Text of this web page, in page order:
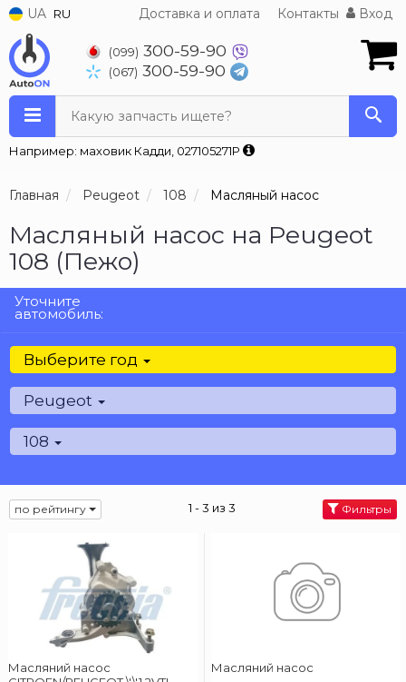
UA RU Доставка и оплата Контакты Вход
(099) 300-59-90
(067) 300-59-90
Какую запчасть ищете?
Например: маховик Кадди, 027105271P
Главная Peugeot 108 Масляный насос
Масляный насос на Peugeot
108 (Пежо)
Уточните
автомобиль:
Выберите год
Peugeot
108
по рейтингу 1 - 3 из 3 Фильтры
Масляний насос
Масляний насос